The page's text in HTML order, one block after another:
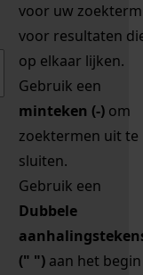
voor uw zoekterm
voor resultaten
op elkaar lijken.
Gebruik een
minteken (-) om
zoektermen uit te
sluiten.
Gebruik een
Dubbele
(" ") aan het begin